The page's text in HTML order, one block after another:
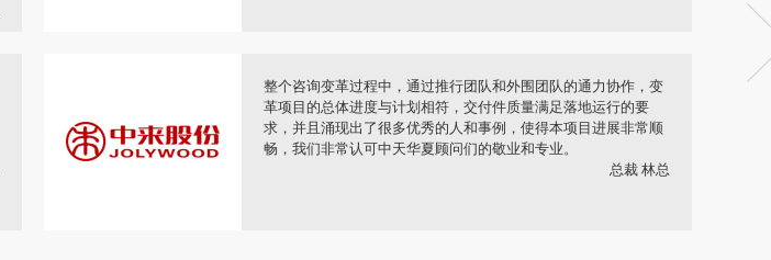
中天华夏咨询团队属于实力派，在中天华夏的帮助下，目前IPD
的理念和基本思想已经获得大家的认可。IPD使得产品项目的开
发效率和设计质量有了较大的提升，对问题和风险能够尽早识
别，并进行控制，项目的风险大为降低。
总经理 窦总